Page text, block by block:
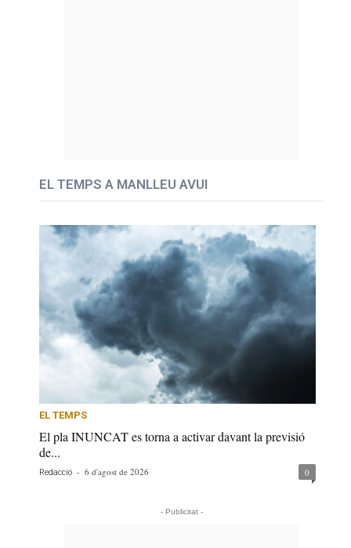
EL TEMPS A MANLLEU AVUI
EL TEMPS
El pla INUNCAT es torna a activar davant la previsió
de...
Redacció - 6 d'agost de 2026 0
- Publicitat -